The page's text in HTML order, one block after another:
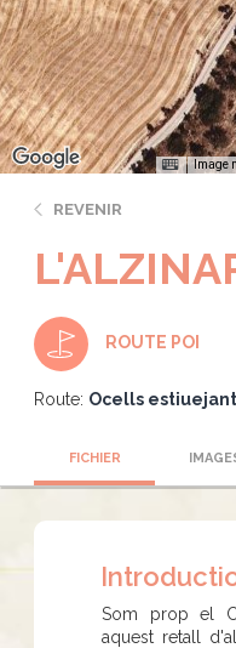
Image
REVENIR
ROUTE POI
Route: Ocells
FICHIER
Som prop el
aquest retall